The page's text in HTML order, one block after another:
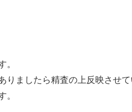
。
ましたら精査の上反映させ
。